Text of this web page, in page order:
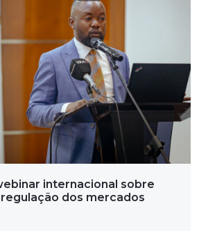
internacional sobre
dos mercados